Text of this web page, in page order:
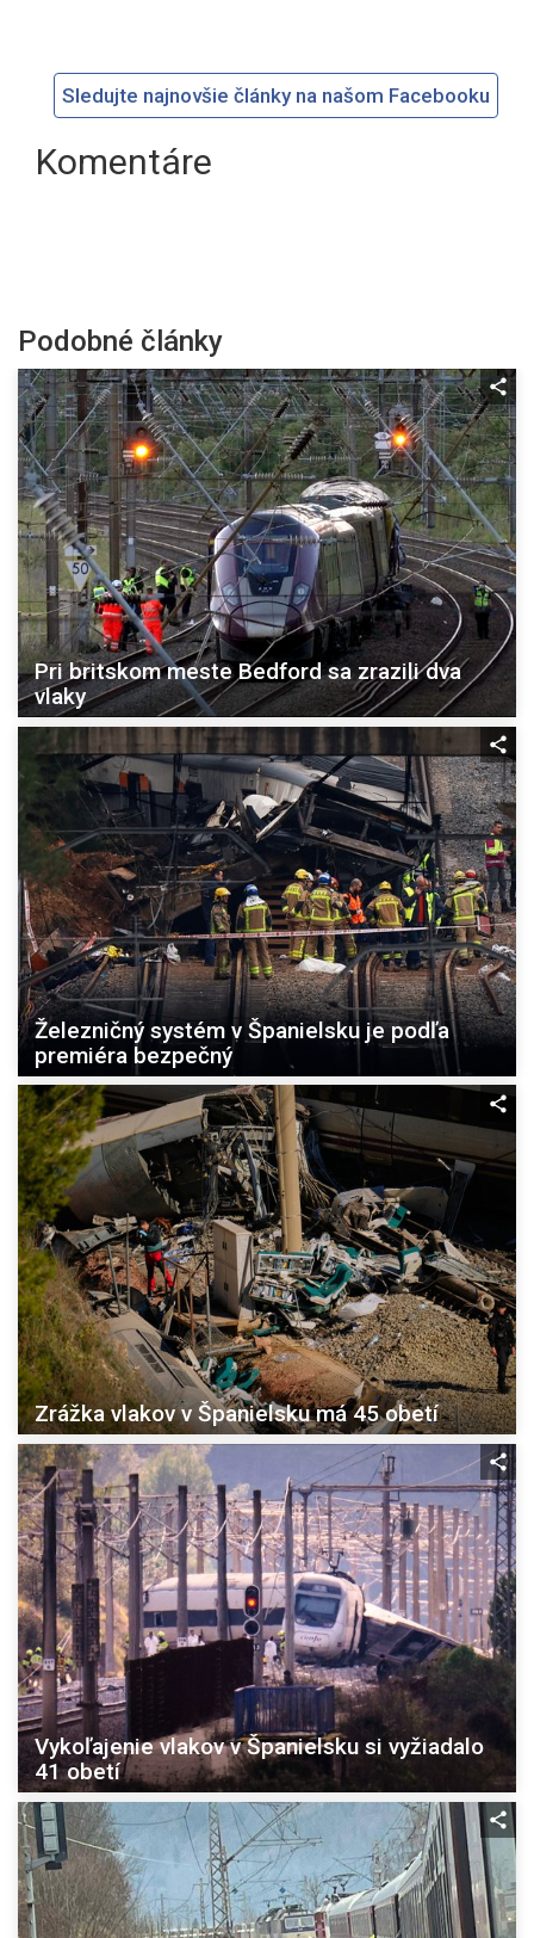
Sledujte najnovšie články na našom Facebooku
Komentáre
Podobné články
Pri britskom meste Bedford sa zrazili dva
vlaky
Železničný systém v Španielsku je podľa
premiéra bezpečný
Zrážka vlakov v Španielsku má 45 obetí
Vykoľajenie vlakov v Španielsku si vyžiadalo
41 obetí